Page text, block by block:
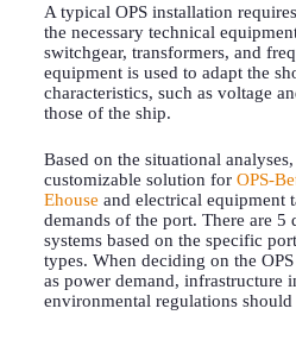
A typical OPS installation
the necessary technical
switchgear, transformers, and
equipment is used to adapt the
characteristics, such as voltage
those of the ship.
Based on the situational
customizable solution for OPS-
Ehouse and electrical equipment
demands of the port. There are 5
systems based on the specific
types. When deciding on the
as power demand, infrastructure
environmental regulations should